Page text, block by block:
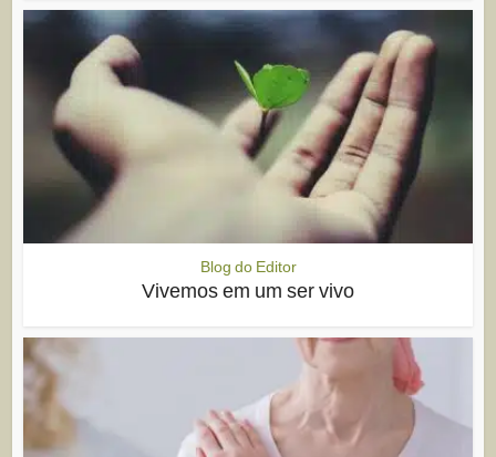
Blog do Editor
Vivemos em um ser vivo